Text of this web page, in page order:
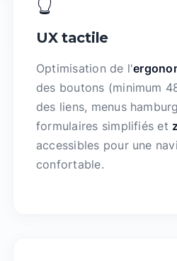
UX tactile
Optimisation de l'
des boutons (minimum
des liens, menus
formulaires simplifiés et
accessibles pour une
confortable.